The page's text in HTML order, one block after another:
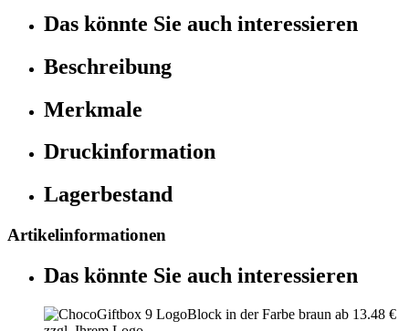
Das könnte Sie auch interessieren
Beschreibung
Merkmale
Druckinformation
Lagerbestand
Artikelinformationen
Das könnte Sie auch interessieren